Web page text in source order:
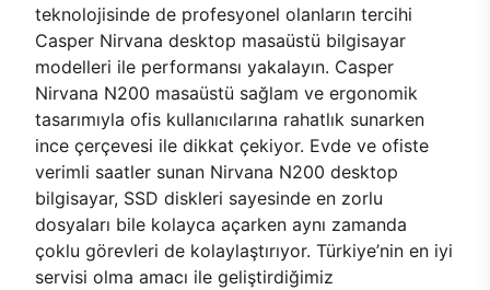
teknolojisinde de profesyonel olanların tercihi
Casper Nirvana desktop masaüstü bilgisayar
modelleri ile performansı yakalayın. Casper
Nirvana N200 masaüstü sağlam ve ergonomik
tasarımıyla ofis kullanıcılarına rahatlık sunarken
ince çerçevesi ile dikkat çekiyor. Evde ve ofiste
verimli saatler sunan Nirvana N200 desktop
bilgisayar, SSD diskleri sayesinde en zorlu
dosyaları bile kolayca açarken aynı zamanda
çoklu görevleri de kolaylaştırıyor. Türkiye’nin en iyi
servisi olma amacı ile geliştirdiğimiz